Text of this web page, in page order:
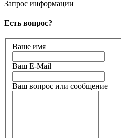
Запрос информации
Есть вопрос?
Ваше имя
Ваш E-Mail
Ваш вопрос или сообщение